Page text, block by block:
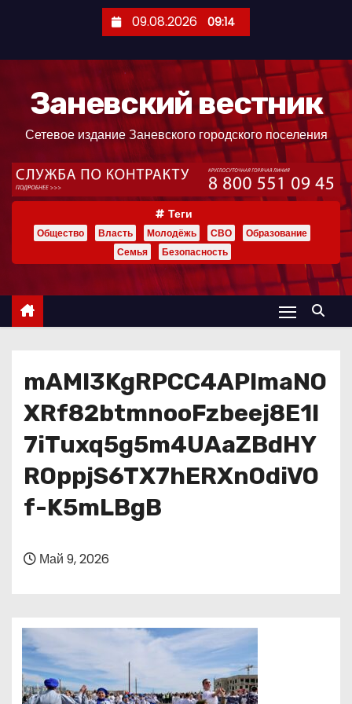
ж
09.08.2026 09:14
Заневский вестник
Сетевое издание Заневского городского поселения
Теги
Общество Власть Молодёжь СВО
Образование
Семья
Безопасность
mAMl3KgRPCC4APImaNO
XRf82btmnooFzbeej8E1I
7iTuxq5g5m4UAaZBdHY
ROppjS6TX7hERXnOdiVO
f-K5mLBgB
Май 9, 2026